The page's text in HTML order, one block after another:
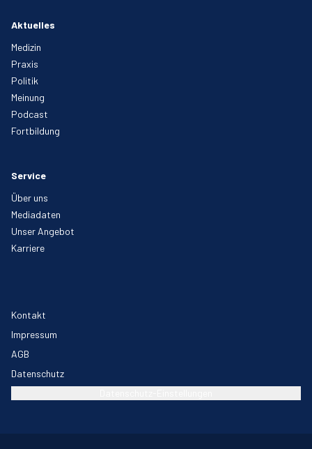
Aktuelles
Medizin
Praxis
Politik
Meinung
Podcast
Fortbildung
Service
Über uns
Mediadaten
Unser Angebot
Karriere
Kontakt
Impressum
AGB
Datenschutz